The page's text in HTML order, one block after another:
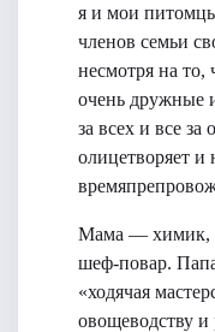
я и мои
членов семьи
несмотря на
очень дружные
за всех и все за
олицетворяет и
Мама — химик,
шеф-повар.
«ходячая
овощеводству